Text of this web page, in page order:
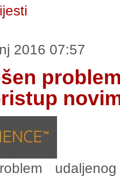
2016 07:57